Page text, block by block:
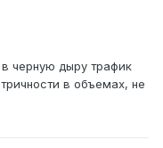
в черную дыру трафик
в объемах, не